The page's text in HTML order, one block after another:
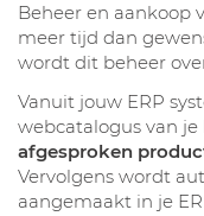
Beheer en aankoop
meer tijd dan
wordt dit beheer
Vanuit jouw ERP
webcatalogus van je
afgesproken
Vervolgens wordt
aangemaakt in je